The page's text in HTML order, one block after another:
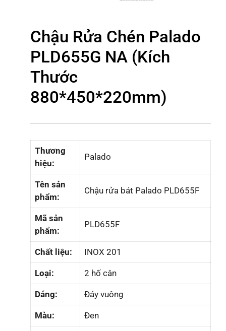
Chậu Rửa Chén Palado
PLD655G NA (Kích
Thước
880*450*220mm)
Thương
hiệu:
Palado
Tên sản
phẩm:
Chậu rửa bát Palado PLD655F
Mã sản
phẩm:
PLD655F
Chất liệu: INOX 201
Loại: 2 hố cân
Dáng: Đáy vuông
Màu: Đen